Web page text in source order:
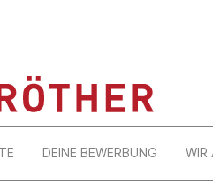
DEINE BEWERBUNG WIR